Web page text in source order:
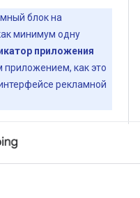
блок на
минимум одну
приложения
как это
рекламной